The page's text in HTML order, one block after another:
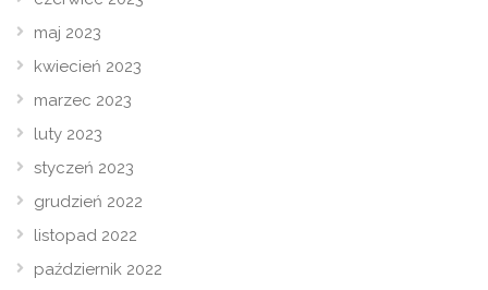
maj 2023
kwiecień 2023
marzec 2023
luty 2023
styczeń 2023
grudzień 2022
listopad 2022
październik 2022